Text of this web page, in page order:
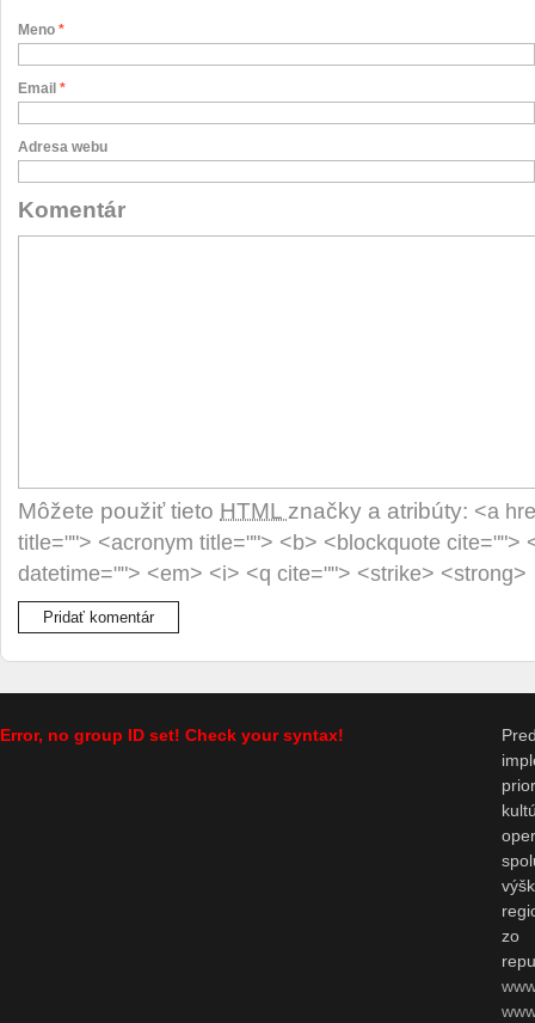
Meno *
Email *
Adresa webu
Komentár
Môžete použiť tieto HTML značky a atribúty: <a
title=""> <acronym title=""> <b> <blockquote cite="">
datetime=""> <em> <i> <q cite=""> <strike> <strong>
Error, no group ID set! Check your syntax!
zo